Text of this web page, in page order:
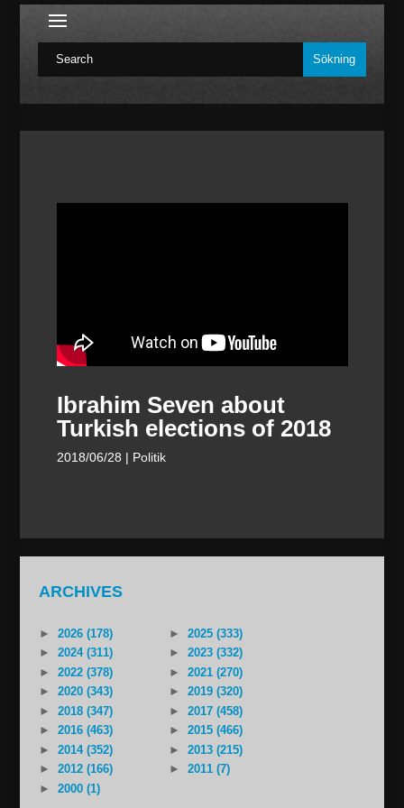
Ibrahim Seven about
Turkish elections of 2018
2018/06/28 | Politik
ARCHIVES
► 2026 (178) ►
2025 (333)
►
2024 (311) ►
2023 (332)
►
2022 (378) ►
2021 (270)
►
2020 (343) ►
2019 (320)
►
2018 (347) ►
2017 (458)
►
2016 (463) ►
2015 (466)
►
2014 (352) ►
2013 (215)
►
2012 (166) ►
2011 (7)
►
2000 (1)